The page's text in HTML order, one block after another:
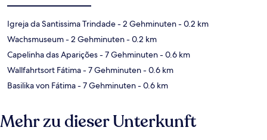
Igreja da Santissima Trindade- 2 Gehminuten- 0.2 km
Wachsmuseum- 2 Gehminuten- 0.2 km
Capelinha das Aparições- 7 Gehminuten- 0.6 km
Wallfahrtsort Fátima- 7 Gehminuten- 0.6 km
Basilika von Fátima- 7 Gehminuten- 0.6 km
Mehr zu dieser Unterkunft